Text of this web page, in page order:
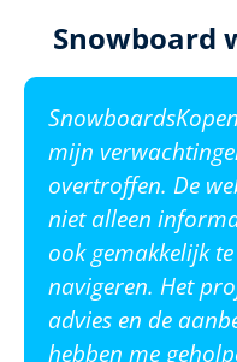
Snowboard
mijn
overtroffen. De
niet alleen
ook gemakkelijk te
navigeren. Het
advies en de
hebben me